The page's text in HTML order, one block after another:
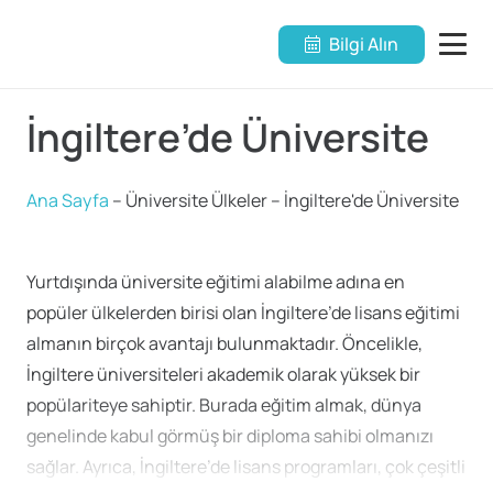
Bilgi Alın
İngiltere’de Üniversite
Ana Sayfa – Üniversite Ülkeler– İngiltere'de Üniversite
Yurtdışında üniversite eğitimi alabilme adına en
popüler ülkelerden birisi olan İngiltere’de lisans eğitimi
almanın birçok avantajı bulunmaktadır. Öncelikle,
İngiltere üniversiteleri akademik olarak yüksek bir
popülariteye sahiptir. Burada eğitim almak, dünya
genelinde kabul görmüş bir diploma sahibi olmanızı
sağlar. Ayrıca, İngiltere’de lisans programları, çok çeşitli